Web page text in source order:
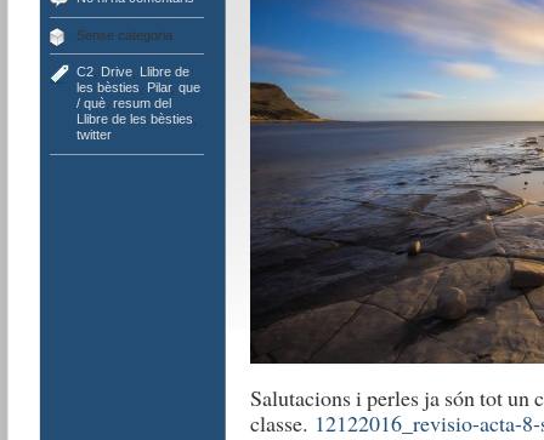
Sense categoria
C2, Drive,
Llibre de
les bèsties
Pilar, que
/ què, resum del
Llibre de les bèsties
twitter
Salutacions i perles ja són tot un
classe. 12122016_revisio-acta-